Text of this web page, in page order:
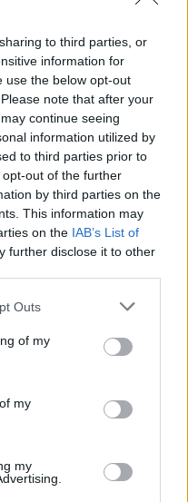
to third parties, or
information for
use the below opt-out
note that after your
continue seeing
information utilized by
to third parties prior to
out of the further
by third parties on the
This information may
on the IAB’s List of
further disclose it to other
Outs
of my
my
my
πενταμελής
την
οικογένειας είναι
άνδρες για το
μπαρ
οι
χωρίς